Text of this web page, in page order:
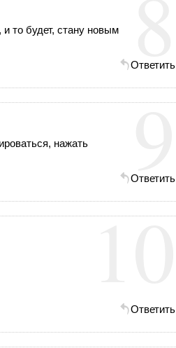
8
то будет, стану новым
Ответить
9
нажать
Ответить
10
Ответить